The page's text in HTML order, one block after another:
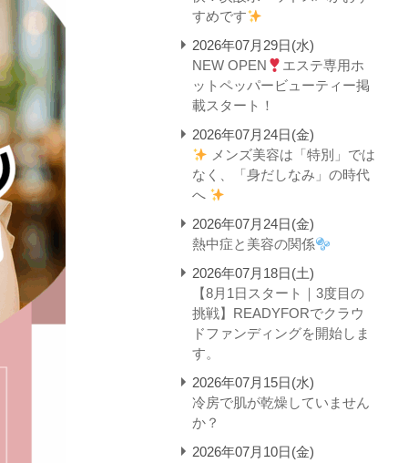
すめです
2026年07月29日(水)
NEW OPEN
エステ専用ホ
ットペッパービューティー掲
載スタート！
2026年07月24日(金)
メンズ美容は「特別」では
なく、「身だしなみ」の時代
へ
2026年07月24日(金)
熱中症と美容の関係
2026年07月18日(土)
【8月1日スタート｜3度目の
挑戦】READYFORでクラウ
ドファンディングを開始しま
す。
2026年07月15日(水)
冷房で肌が乾燥していません
か？
2026年07月10日(金)